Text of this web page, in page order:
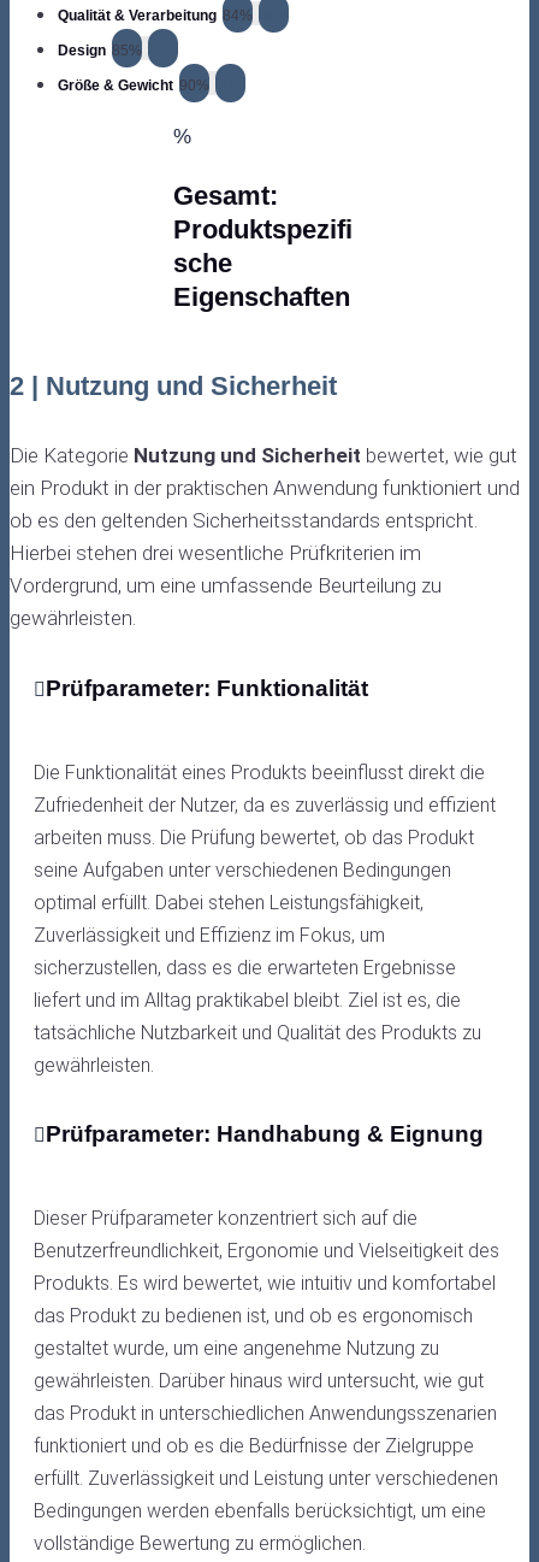
Qualität & Verarbeitung 84% 84%
Design 85% 85%
Größe & Gewicht 90% 90%
%
Gesamt:
Produktspezifi
sche
Eigenschaften
2 | Nutzung und Sicherheit
Die Kategorie Nutzung und Sicherheit bewertet, wie gut
ein Produkt in der praktischen Anwendung funktioniert und
ob es den geltenden Sicherheitsstandards entspricht.
Hierbei stehen drei wesentliche Prüfkriterien im
Vordergrund, um eine umfassende Beurteilung zu
gewährleisten.
Prüfparameter: Funktionalität
Die Funktionalität eines Produkts beeinflusst direkt die
Zufriedenheit der Nutzer, da es zuverlässig und effizient
arbeiten muss. Die Prüfung bewertet, ob das Produkt
seine Aufgaben unter verschiedenen Bedingungen
optimal erfüllt. Dabei stehen Leistungsfähigkeit,
Zuverlässigkeit und Effizienz im Fokus, um
sicherzustellen, dass es die erwarteten Ergebnisse
liefert und im Alltag praktikabel bleibt. Ziel ist es, die
tatsächliche Nutzbarkeit und Qualität des Produkts zu
gewährleisten.
Prüfparameter: Handhabung & Eignung
Dieser Prüfparameter konzentriert sich auf die
Benutzerfreundlichkeit, Ergonomie und Vielseitigkeit des
Produkts. Es wird bewertet, wie intuitiv und komfortabel
das Produkt zu bedienen ist, und ob es ergonomisch
gestaltet wurde, um eine angenehme Nutzung zu
gewährleisten. Darüber hinaus wird untersucht, wie gut
das Produkt in unterschiedlichen Anwendungsszenarien
funktioniert und ob es die Bedürfnisse der Zielgruppe
erfüllt. Zuverlässigkeit und Leistung unter verschiedenen
Bedingungen werden ebenfalls berücksichtigt, um eine
vollständige Bewertung zu ermöglichen.